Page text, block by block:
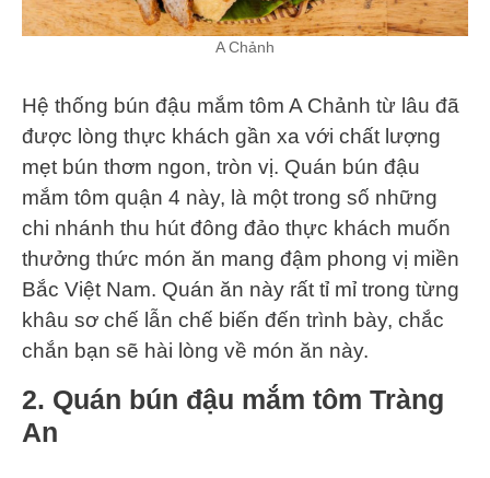
A Chảnh
Hệ thống bún đậu mắm tôm A Chảnh từ lâu đã
được lòng thực khách gần xa với chất lượng
mẹt bún thơm ngon, tròn vị. Quán bún đậu
mắm tôm quận 4 này, là một trong số những
chi nhánh thu hút đông đảo thực khách muốn
thưởng thức món ăn mang đậm phong vị miền
Bắc Việt Nam. Quán ăn này rất tỉ mỉ trong từng
khâu sơ chế lẫn chế biến đến trình bày, chắc
chắn bạn sẽ hài lòng về món ăn này.
2. Quán bún đậu mắm tôm Tràng
An